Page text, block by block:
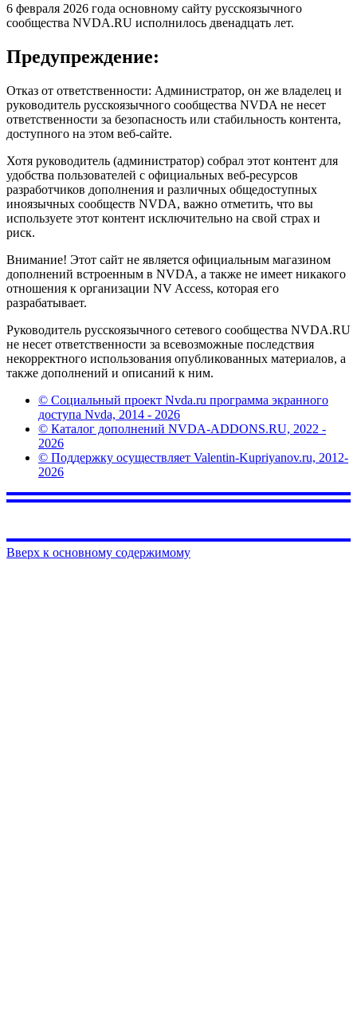
6 февраля 2026 года основному сайту русскоязычного
сообщества NVDA.RU исполнилось двенадцать лет.
Предупреждение:
Отказ от ответственности: Администратор, он же владелец и
руководитель русскоязычного сообщества NVDA не несет
ответственности за безопасность или стабильность контента,
доступного на этом веб-сайте.
Хотя руководитель (администратор) собрал этот контент для
удобства пользователей с официальных веб-ресурсов
разработчиков дополнения и различных общедоступных
иноязычных сообществ NVDA, важно отметить, что вы
используете этот контент исключительно на свой страх и
риск.
Внимание! Этот сайт не является официальным магазином
дополнений встроенным в NVDA, а также не имеет никакого
отношения к организации NV Access, которая его
разрабатывает.
Руководитель русскоязычного сетевого сообщества NVDA.RU
не несет ответственности за всевозможные последствия
некорректного использования опубликованных материалов, а
также дополнений и описаний к ним.
© Социальный проект Nvda.ru программа экранного
доступа Nvda, 2014 - 2026
© Каталог дополнений NVDA-ADDONS.RU, 2022 -
2026
© Поддержку осуществляет Valentin-Kupriyanov.ru, 2012-
2026
Вверх к основному содержимому